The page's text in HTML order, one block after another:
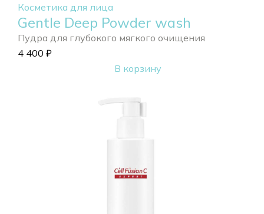
Косметика для лица
Gentle Deep Powder wash
Пудра для глубокого мягкого очищения
4 400 ₽
В корзину